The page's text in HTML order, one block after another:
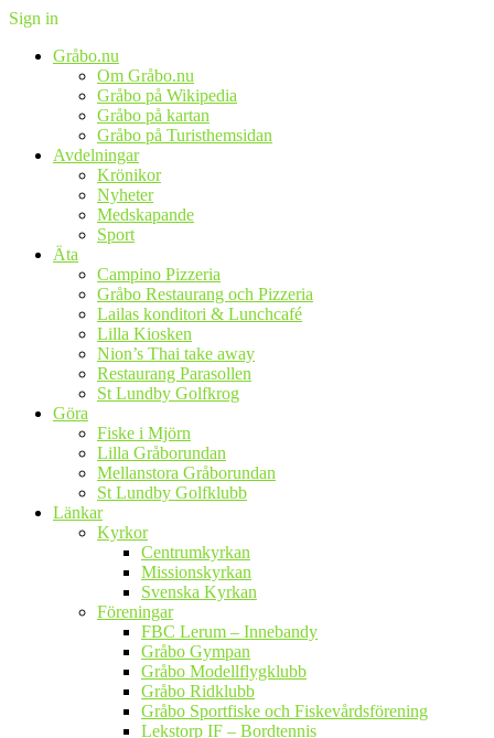
Sign in
Gråbo.nu
Om Gråbo.nu
Gråbo på Wikipedia
Gråbo på kartan
Gråbo på Turisthemsidan
Avdelningar
Krönikor
Nyheter
Medskapande
Sport
Äta
Campino Pizzeria
Gråbo Restaurang och Pizzeria
Lailas konditori & Lunchcafé
Lilla Kiosken
Nion’s Thai take away
Restaurang Parasollen
St Lundby Golfkrog
Göra
Fiske i Mjörn
Lilla Gråborundan
Mellanstora Gråborundan
St Lundby Golfklubb
Länkar
Kyrkor
Centrumkyrkan
Missionskyrkan
Svenska Kyrkan
Föreningar
FBC Lerum – Innebandy
Gråbo Gympan
Gråbo Modellflygklubb
Gråbo Ridklubb
Gråbo Sportfiske och Fiskevårdsförening
Lekstorp IF – Bordtennis